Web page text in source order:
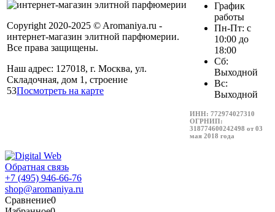
Copyright 2020-2025 © Aromaniya.ru -
интернет-магазин элитной парфюмерии.
Все права защищены.
Наш адрес: 127018, г. Москва, ул.
Складочная, дом 1, строение
53Посмотреть на карте
График
работы
Пн-Пт: с
10:00 до
18:00
Сб:
Выходной
Вс:
Выходной
ИНН: 772974027310
ОГРНИП:
318774600242498 от 03
мая 2018 года
Обратная связь
+7 (495) 946-66-76
shop@aromaniya.ru
Сравнение0